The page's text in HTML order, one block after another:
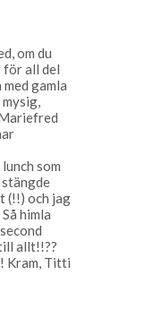
om du
för all del
gamla
som
(!!) och jag
himla
allt!!??
Kram, Titti